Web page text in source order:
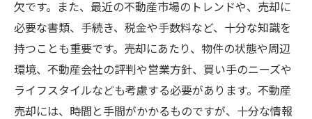
欠です。また、最近の不動産市場のトレンドや、売却に
必要な書類、手続き、税金や手数料など、十分な知識を
持つことも重要です。売却にあたり、物件の状態や周辺
環境、不動産会社の評判や営業方針、買い手のニーズや
ライフスタイルなども考慮する必要があります。不動産
売却には、時間と手間がかかるものですが、十分な情報